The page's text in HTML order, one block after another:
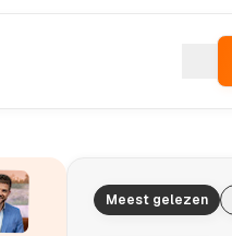
Meest gelezen